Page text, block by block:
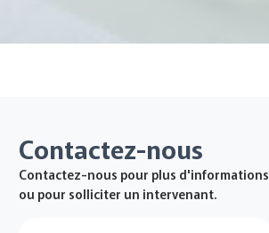
Contactez-nous
Contactez-nous pour plus d'informations
ou pour solliciter un intervenant.